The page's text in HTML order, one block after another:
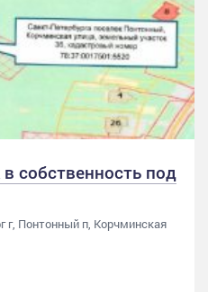
собственность под
г, Понтонный п, Корчминская